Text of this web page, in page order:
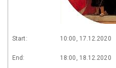
Start: 10:00, 17.12.2020
End: 18:00, 18.12.2020